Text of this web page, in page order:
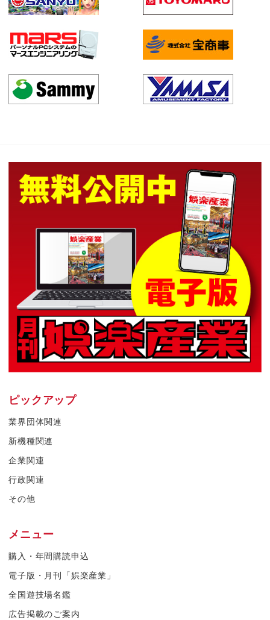
ピックアップ
業界団体関連
新機種関連
企業関連
行政関連
その他
メニュー
購入・年間購読申込
電子版・月刊「娯楽産業」
全国遊技場名鑑
広告掲載のご案内